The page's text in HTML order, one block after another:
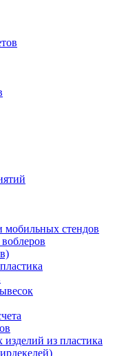
мобильных стендов
из пластика